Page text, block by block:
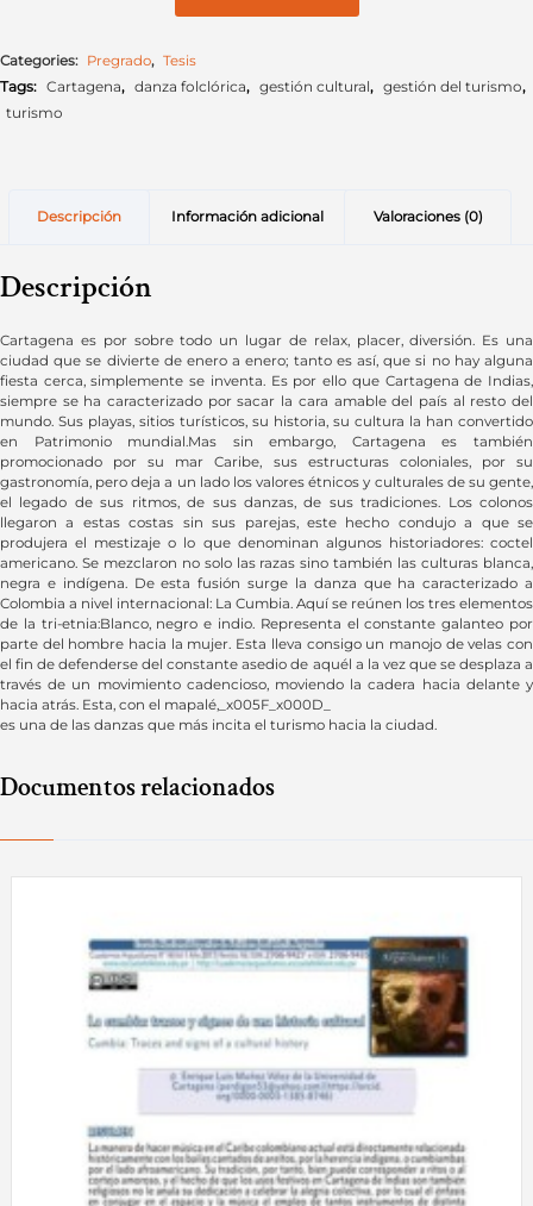
Categories: Pregrado, Tesis
Tags: Cartagena, danza folclórica, gestión cultural, gestión del turismo,
turismo
Descripción Información adicional Valoraciones (0)
Descripción
Cartagena es por sobre todo un lugar de relax, placer, diversión. Es una
ciudad que se divierte de enero a enero; tanto es así, que si no hay alguna
fiesta cerca, simplemente se inventa. Es por ello que Cartagena de Indias,
siempre se ha caracterizado por sacar la cara amable del país al resto del
mundo. Sus playas, sitios turísticos, su historia, su cultura la han convertido
en Patrimonio mundial.Mas sin embargo, Cartagena es también
promocionado por su mar Caribe, sus estructuras coloniales, por su
gastronomía, pero deja a un lado los valores étnicos y culturales de su gente,
el legado de sus ritmos, de sus danzas, de sus tradiciones. Los colonos
llegaron a estas costas sin sus parejas, este hecho condujo a que se
produjera el mestizaje o lo que denominan algunos historiadores: coctel
americano. Se mezclaron no solo las razas sino también las culturas blanca,
negra e indígena. De esta fusión surge la danza que ha caracterizado a
Colombia a nivel internacional: La Cumbia. Aquí se reúnen los tres elementos
de la tri-etnia:Blanco, negro e indio. Representa el constante galanteo por
parte del hombre hacia la mujer. Esta lleva consigo un manojo de velas con
el fin de defenderse del constante asedio de aquél a la vez que se desplaza a
través de un movimiento cadencioso, moviendo la cadera hacia delante y
hacia atrás. Esta, con el mapalé,_x005F_x000D_
es una de las danzas que más incita el turismo hacia la ciudad.
Documentos relacionados